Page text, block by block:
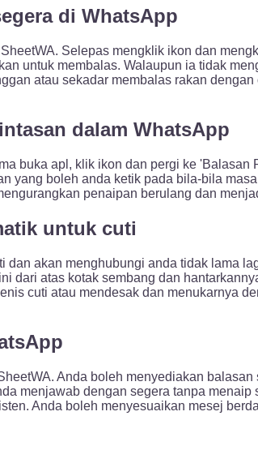
di WhatsApp
Selepas mengklik ikon dan
untuk membalas. Walaupun ia tidak
atau sekadar membalas rakan
dalam WhatsApp
buka apl, klik ikon dan pergi ke
yang boleh anda ketik pada bila-bila
penaipan berulang dan
untuk cuti
akan menghubungi anda tidak lama
dari atas kotak sembang dan
cuti atau mendesak dan menukarnya
Anda boleh menyediakan
menjawab dengan segera tanpa
Anda boleh menyesuaikan mesej